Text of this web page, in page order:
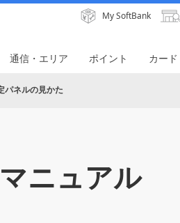
My SoftBank
通信・エリア ポイント カード
パネルの見かた
ニュアル